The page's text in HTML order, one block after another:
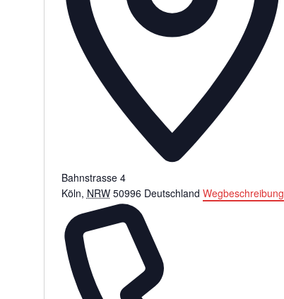
Bahnstrasse 4
Köln, NRW 50996 Deutschland Wegbeschreibung